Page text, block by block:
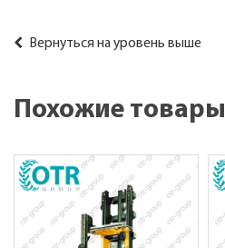
Вернуться на уровень выше
Похожие товары